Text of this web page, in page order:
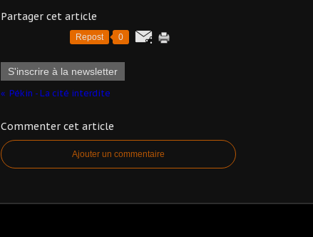
Partager cet article
Repost 0
S'inscrire à la newsletter
Pékin - La cité interdite
Commenter cet article
Ajouter un commentaire